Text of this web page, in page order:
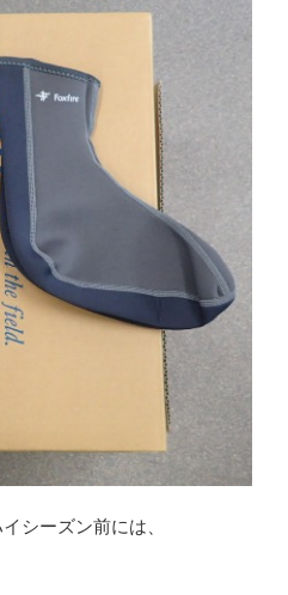
シーズン前には、